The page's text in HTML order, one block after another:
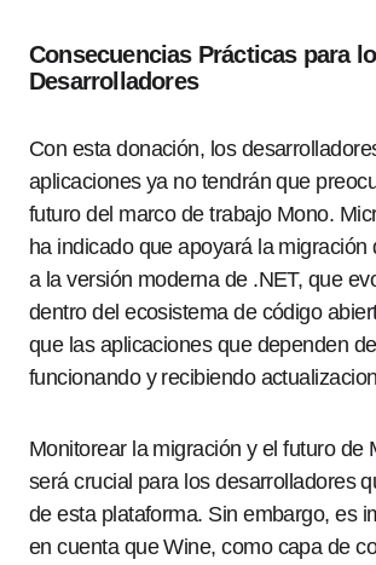
Consecuencias Prácticas para
Desarrolladores
Con esta donación, los
aplicaciones ya no tendrán que
futuro del marco de trabajo Mono.
ha indicado que apoyará la migración
a la versión moderna de .NET, que
dentro del ecosistema de código
que las aplicaciones que dependen
funcionando y recibiendo
Monitorear la migración y el futuro de
será crucial para los desarrolladores
de esta plataforma. Sin embargo, es
en cuenta que Wine, como capa de